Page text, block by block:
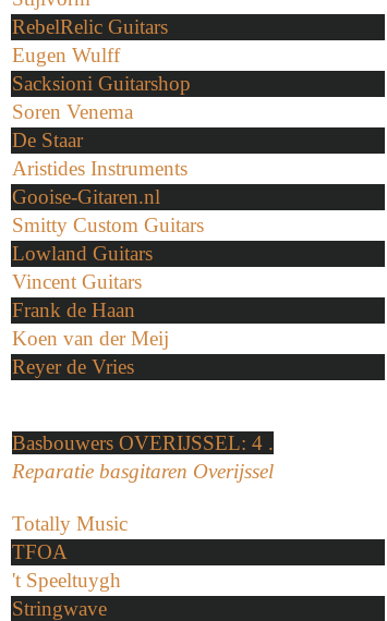
RebelRelic Guitars
Eugen Wulff
Sacksioni Guitarshop
Soren Venema
De Staar
Aristides Instruments
Gooise-Gitaren.nl
Smitty Custom Guitars
Lowland Guitars
Vincent Guitars
Frank de Haan
Koen van der Meij
Reyer de Vries
Basbouwers OVERIJSSEL: 4 .
Reparatie basgitaren Overijssel
Totally Music
TFOA
't Speeltuygh
Stringwave